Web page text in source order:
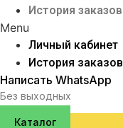
История заказов
Menu
Личный кабинет
История заказов
Написать WhatsApp
Без выходных
Каталог